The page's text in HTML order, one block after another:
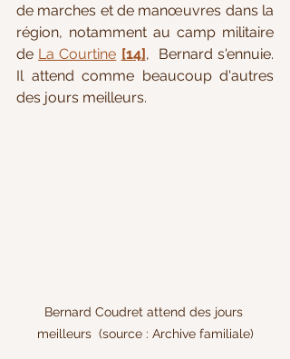
de marches et de manœuvres dans la
région, notamment au camp militaire
de La Courtine [14],  Bernard s'ennuie.
Il attend comme beaucoup d'autres
des jours meilleurs.
Bernard Coudret attend des jours
meilleurs  (source : Archive familiale)